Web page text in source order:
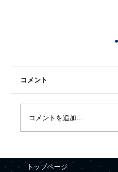
資本業務提携を締結
コメント
コメントを追加…
トップページ